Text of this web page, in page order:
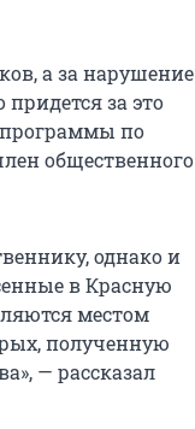
а за нарушение
за это
программы по
общественного
однако и
в Красную
местом
полученную
— рассказал